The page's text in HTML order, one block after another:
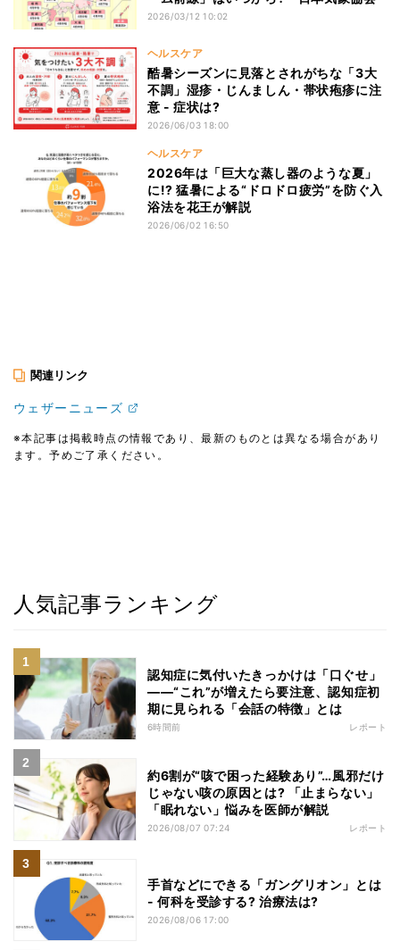
2026/03/12 10:02
ヘルスケア
酷暑シーズンに見落とされがちな「3大
不調」湿疹・じんましん・帯状疱疹に注
意 - 症状は?
2026/06/03 18:00
ヘルスケア
2026年は「巨大な蒸し器のような夏」
に!? 猛暑による“ドロドロ疲労”を防ぐ入
浴法を花王が解説
2026/06/02 16:50
関連リンク
ウェザーニューズ
※本記事は掲載時点の情報であり、最新のものとは異なる場合があり
ます。予めご了承ください。
人気記事ランキング
認知症に気付いたきっかけは「口ぐせ」
――“これ”が増えたら要注意、認知症初
期に見られる「会話の特徴」とは
6時間前 レポート
約6割が“咳で困った経験あり”…風邪だけ
じゃない咳の原因とは? 「止まらない」
「眠れない」悩みを医師が解説
2026/08/07 07:24 レポート
手首などにできる「ガングリオン」とは
- 何科を受診する? 治療法は?
2026/08/06 17:00